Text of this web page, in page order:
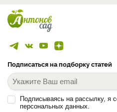
Подписаться на подборку статей
Подписываясь на рассылку, я
персональных данных.